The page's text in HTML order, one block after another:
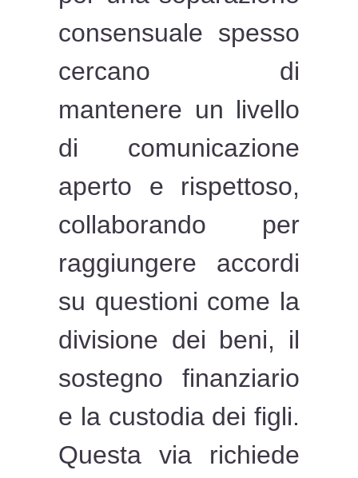
consensuale spesso
cercano di
mantenere un livello
di comunicazione
aperto e rispettoso,
collaborando per
raggiungere accordi
su questioni come la
divisione dei beni, il
sostegno finanziario
e la custodia dei figli.
Questa via richiede